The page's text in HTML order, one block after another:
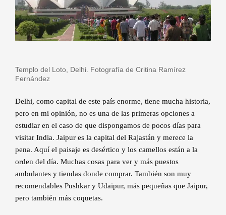
Templo del Loto, Delhi. Fotografía de Critina Ramírez
Fernández
Delhi, como capital de este país enorme, tiene mucha historia,
pero en mi opinión, no es una de las primeras opciones a
estudiar en el caso de que dispongamos de pocos días para
visitar India. Jaipur es la capital del Rajastán y merece la
pena. Aquí el paisaje es desértico y los camellos están a la
orden del día. Muchas cosas para ver y más puestos
ambulantes y tiendas donde comprar. También son muy
recomendables Pushkar y Udaipur, más pequeñas que Jaipur,
pero también más coquetas.